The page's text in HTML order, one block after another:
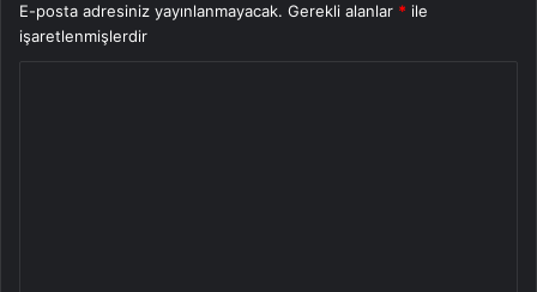
E-posta adresiniz yayınlanmayacak. Gerekli alanlar * ile
işaretlenmişlerdir